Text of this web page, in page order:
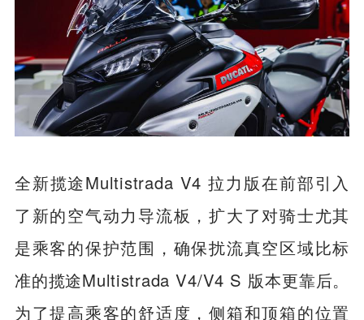
全新揽途Multistrada V4 拉力版在前部引入
了新的空气动力导流板，扩大了对骑士尤其
是乘客的保护范围，确保扰流真空区域比标
准的揽途Multistrada V4/V4 S 版本更靠后。
为了提高乘客的舒适度，侧箱和顶箱的位置